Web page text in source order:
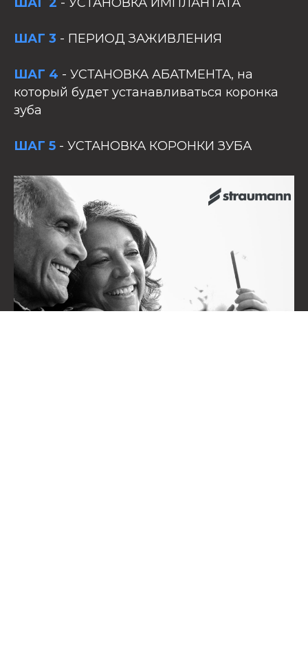
ШАГ 3 - ПЕРИОД ЗАЖИВЛЕНИЯ
ШАГ 4 - УСТАНОВКА АБАТМЕНТА, на
который будет устанавливаться коронка
зуба
ШАГ 5 - УСТАНОВКА КОРОНКИ ЗУБА